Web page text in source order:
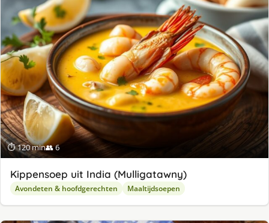
⏱ 120 min👥 6
Kippensoep uit India (Mulligatawny)
Avondeten & hoofdgerechten Maaltijdsoepen